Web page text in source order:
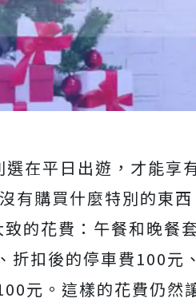
在平日出遊，才能享
有購買什麼特別的東
的花費：午餐和晚餐
折扣後的停車費100元
元。這樣的花費仍然